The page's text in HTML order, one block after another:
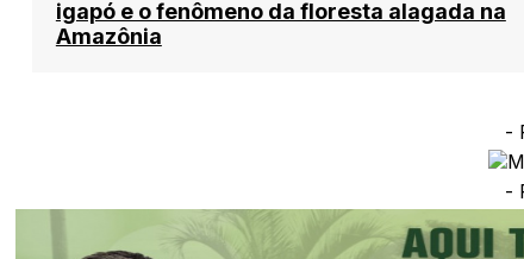
igapó e o fenômeno da floresta alagada na
Amazônia
-
-